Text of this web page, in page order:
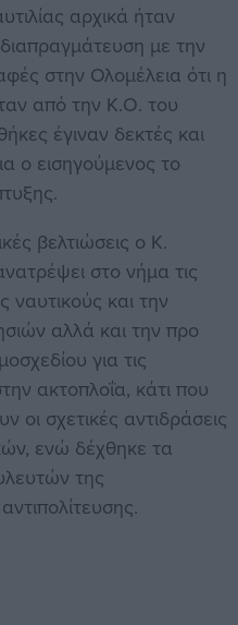
αρχικά ήταν
με την
στην Ολομέλεια ότι η
από την Κ.Ο. του
έγιναν δεκτές και
ο εισηγούμενος το
βελτιώσεις ο Κ.
στο νήμα τις
ναυτικούς και την
αλλά και την προ
για τις
ακτοπλοΐα, κάτι που
οι σχετικές αντιδράσεις
ενώ δέχθηκε τα
της